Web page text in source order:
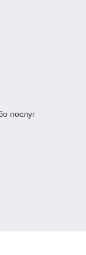
послуг